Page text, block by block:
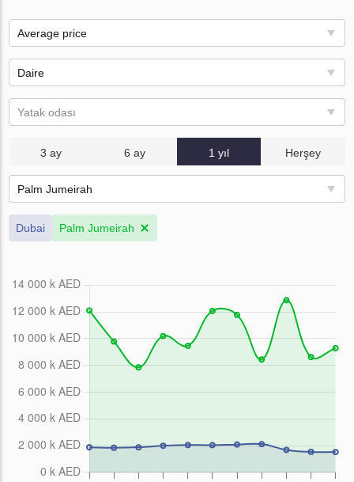
Average price
Daire
Yatak odası
3 ay 6 ay 1 yıl Herşey
Palm Jumeirah
Dubai Palm Jumeirah